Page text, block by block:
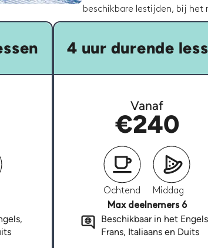
beschikbare lestijden, bij het
4 uur durende
Vanaf
€240
Ochtend
Middag
Max deelnemers 6
Beschikbaar in het
Frans, Italiaans en Duits